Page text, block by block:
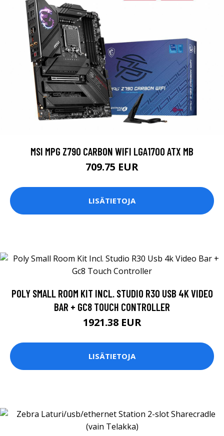
MSI MPG Z790 CARBON WIFI LGA1700 ATX MB
709.75 EUR
LISÄTIETOJA
POLY SMALL ROOM KIT INCL. STUDIO R30 USB 4K VIDEO
BAR + GC8 TOUCH CONTROLLER
1921.38 EUR
LISÄTIETOJA